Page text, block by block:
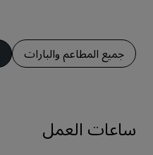
جميع المطاعم والبارات
ساعات العمل